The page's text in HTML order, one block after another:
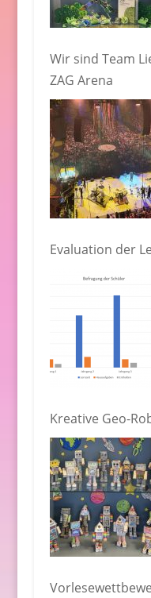
Wir sind Team
ZAG Arena
Evaluation der
Kreative Geo-